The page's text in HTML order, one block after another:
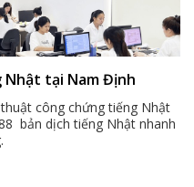
tại Nam Định
công chứng tiếng Nhật
bản dịch tiếng Nhật nhanh